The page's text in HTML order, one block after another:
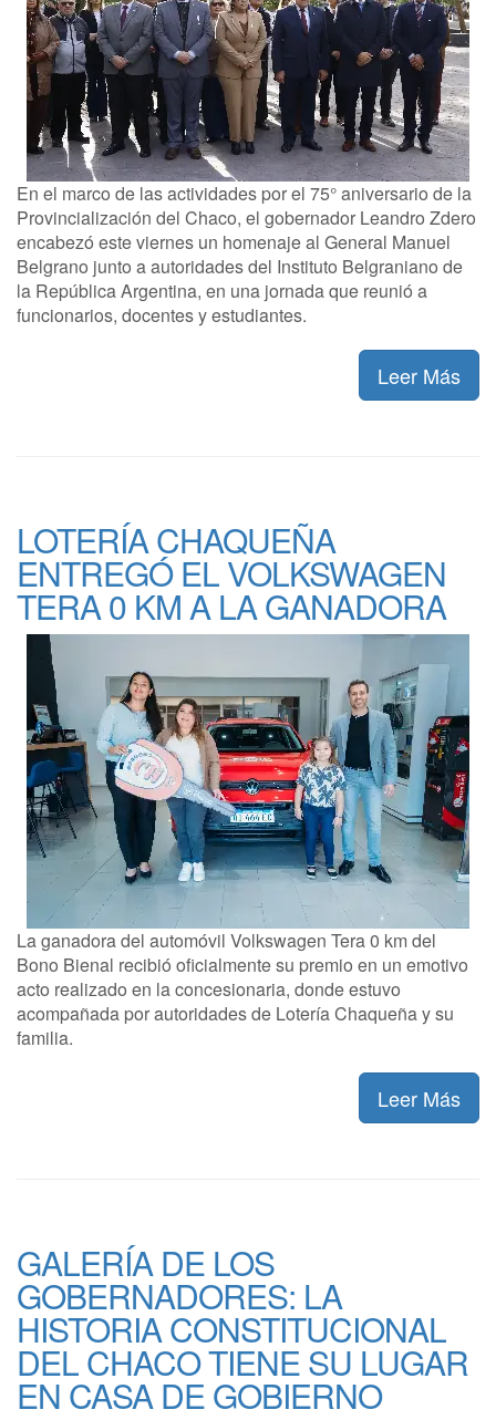
En el marco de las actividades por el 75° aniversario de la
Provincialización del Chaco, el gobernador Leandro Zdero
encabezó este viernes un homenaje al General Manuel
Belgrano junto a autoridades del Instituto Belgraniano de
la República Argentina, en una jornada que reunió a
funcionarios, docentes y estudiantes.
Leer Más
LOTERÍA CHAQUEÑA
ENTREGÓ EL VOLKSWAGEN
TERA 0 KM A LA GANADORA
La ganadora del automóvil Volkswagen Tera 0 km del
Bono Bienal recibió oficialmente su premio en un emotivo
acto realizado en la concesionaria, donde estuvo
acompañada por autoridades de Lotería Chaqueña y su
familia.
Leer Más
GALERÍA DE LOS
GOBERNADORES: LA
HISTORIA CONSTITUCIONAL
DEL CHACO TIENE SU LUGAR
EN CASA DE GOBIERNO